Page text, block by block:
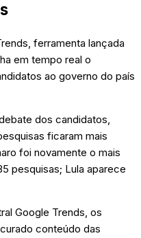
ferramenta lançada
em tempo real o
ao governo do país
dos candidatos,
ficaram mais
foi novamente o mais
pesquisas; Lula aparece
Google Trends, os
conteúdo das